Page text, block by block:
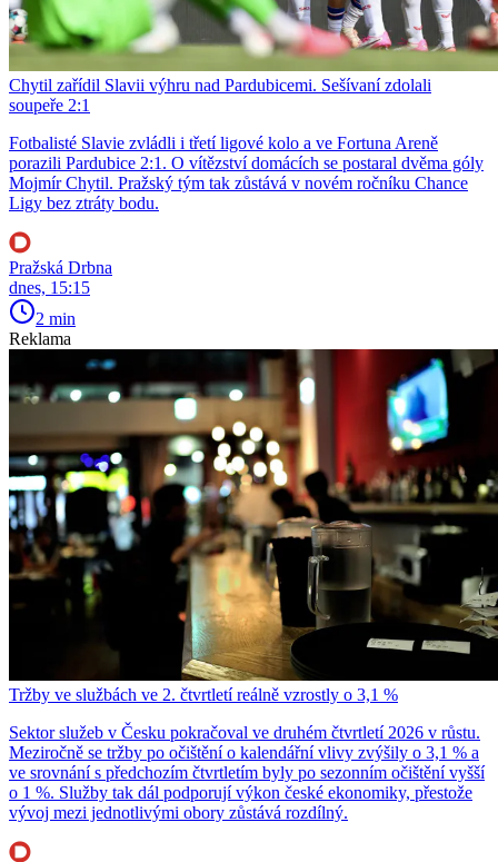
Chytil zařídil Slavii výhru nad Pardubicemi. Sešívaní zdolali
soupeře 2:1
Fotbalisté Slavie zvládli i třetí ligové kolo a ve Fortuna Areně
porazili Pardubice 2:1. O vítězství domácích se postaral dvěma góly
Mojmír Chytil. Pražský tým tak zůstává v novém ročníku Chance
Ligy bez ztráty bodu.
Pražská Drbna
dnes, 15:15
2 min
Reklama
Tržby ve službách ve 2. čtvrtletí reálně vzrostly o 3,1 %
Sektor služeb v Česku pokračoval ve druhém čtvrtletí 2026 v růstu.
Meziročně se tržby po očištění o kalendářní vlivy zvýšily o 3,1 % a
ve srovnání s předchozím čtvrtletím byly po sezonním očištění vyšší
o 1 %. Služby tak dál podporují výkon české ekonomiky, přestože
vývoj mezi jednotlivými obory zůstává rozdílný.